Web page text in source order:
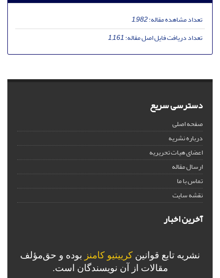
تعداد مشاهده مقاله:1,982
تعداد دریافت فایل اصل مقاله:1,161
دسترسی سریع
صفحه اصلی
درباره نشریه
اعضای هیات تحریریه
ارسال مقاله
تماس با ما
نقشه سایت
آخرین اخبار
نشریه تابع قوانین کرییتیو کامنز بوده و حق‌مؤلف
مقالات از آن نویسندگان است.